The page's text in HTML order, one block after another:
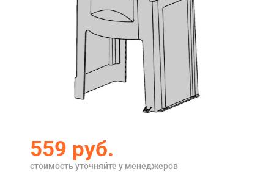
Окна, порталы, двери
Ремонт
559 руб.
стоимость уточняйте у менеджеров